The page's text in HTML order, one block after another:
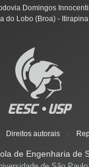
Domingos
do Lobo (Broa) -
Direitos autorais
de Engenharia de